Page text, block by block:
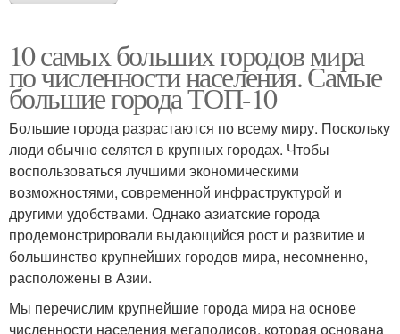
10 самых больших городов мира
по численности населения. Самые
большие города ТОП-10
Большие города разрастаются по всему миру. Поскольку
люди обычно селятся в крупных городах. Чтобы
воспользоваться лучшими экономическими
возможностями, современной инфраструктурой и
другими удобствами. Однако азиатские города
продемонстрировали выдающийся рост и развитие и
большинство крупнейших городов мира, несомненно,
расположены в Азии.
Мы перечислим крупнейшие города мира на основе
численности населения мегаполисов, которая основана